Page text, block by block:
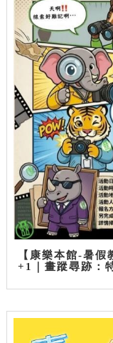
【康樂本館-暑
+1｜畫蹤尋跡：